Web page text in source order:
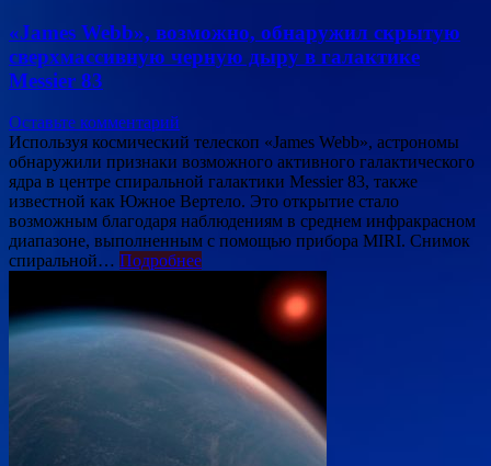
«James Webb», возможно, обнаружил скрытую
сверхмассивную черную дыру в галактике
Messier 83
Оставьте комментарий
Используя космический телескоп «James Webb», астрономы
обнаружили признаки возможного активного галактического
ядра в центре спиральной галактики Messier 83, также
известной как Южное Вертело. Это открытие стало
возможным благодаря наблюдениям в среднем инфракрасном
диапазоне, выполненным с помощью прибора MIRI. Снимок
спиральной… Подробнее